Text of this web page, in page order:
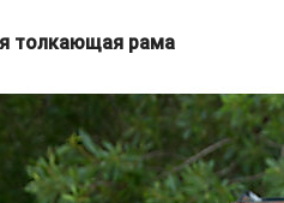
толкающая рама